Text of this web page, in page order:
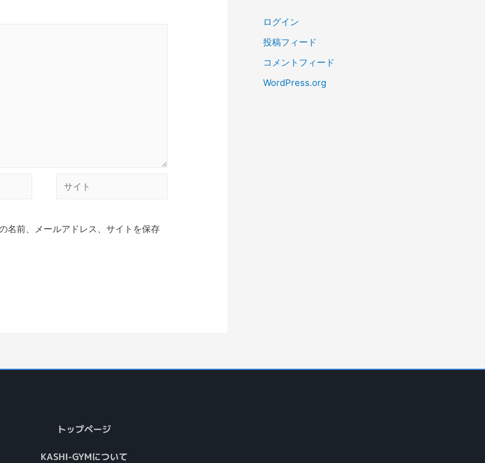
名前、メールアドレス、サイトを保存
ログイン
投稿フィード
コメントフィード
WordPress.org
トップページ
KASHI-GYMについて